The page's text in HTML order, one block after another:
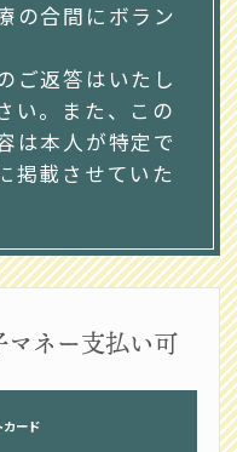
の合間にボラン
ご返答はいたし
い。また、この
は本人が特定で
掲載させていた
ネー支払い可
カード